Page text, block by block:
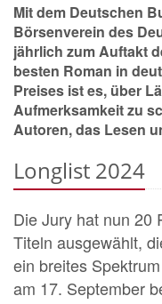
Mit dem Deutschen
Börsenverein des
jährlich zum Auftakt
besten Roman in
Preises ist es, über
Aufmerksamkeit zu
Autoren, das Lesen
Longlist 2024
Die Jury hat nun 20
Titeln ausgewählt,
ein breites
am 17. September